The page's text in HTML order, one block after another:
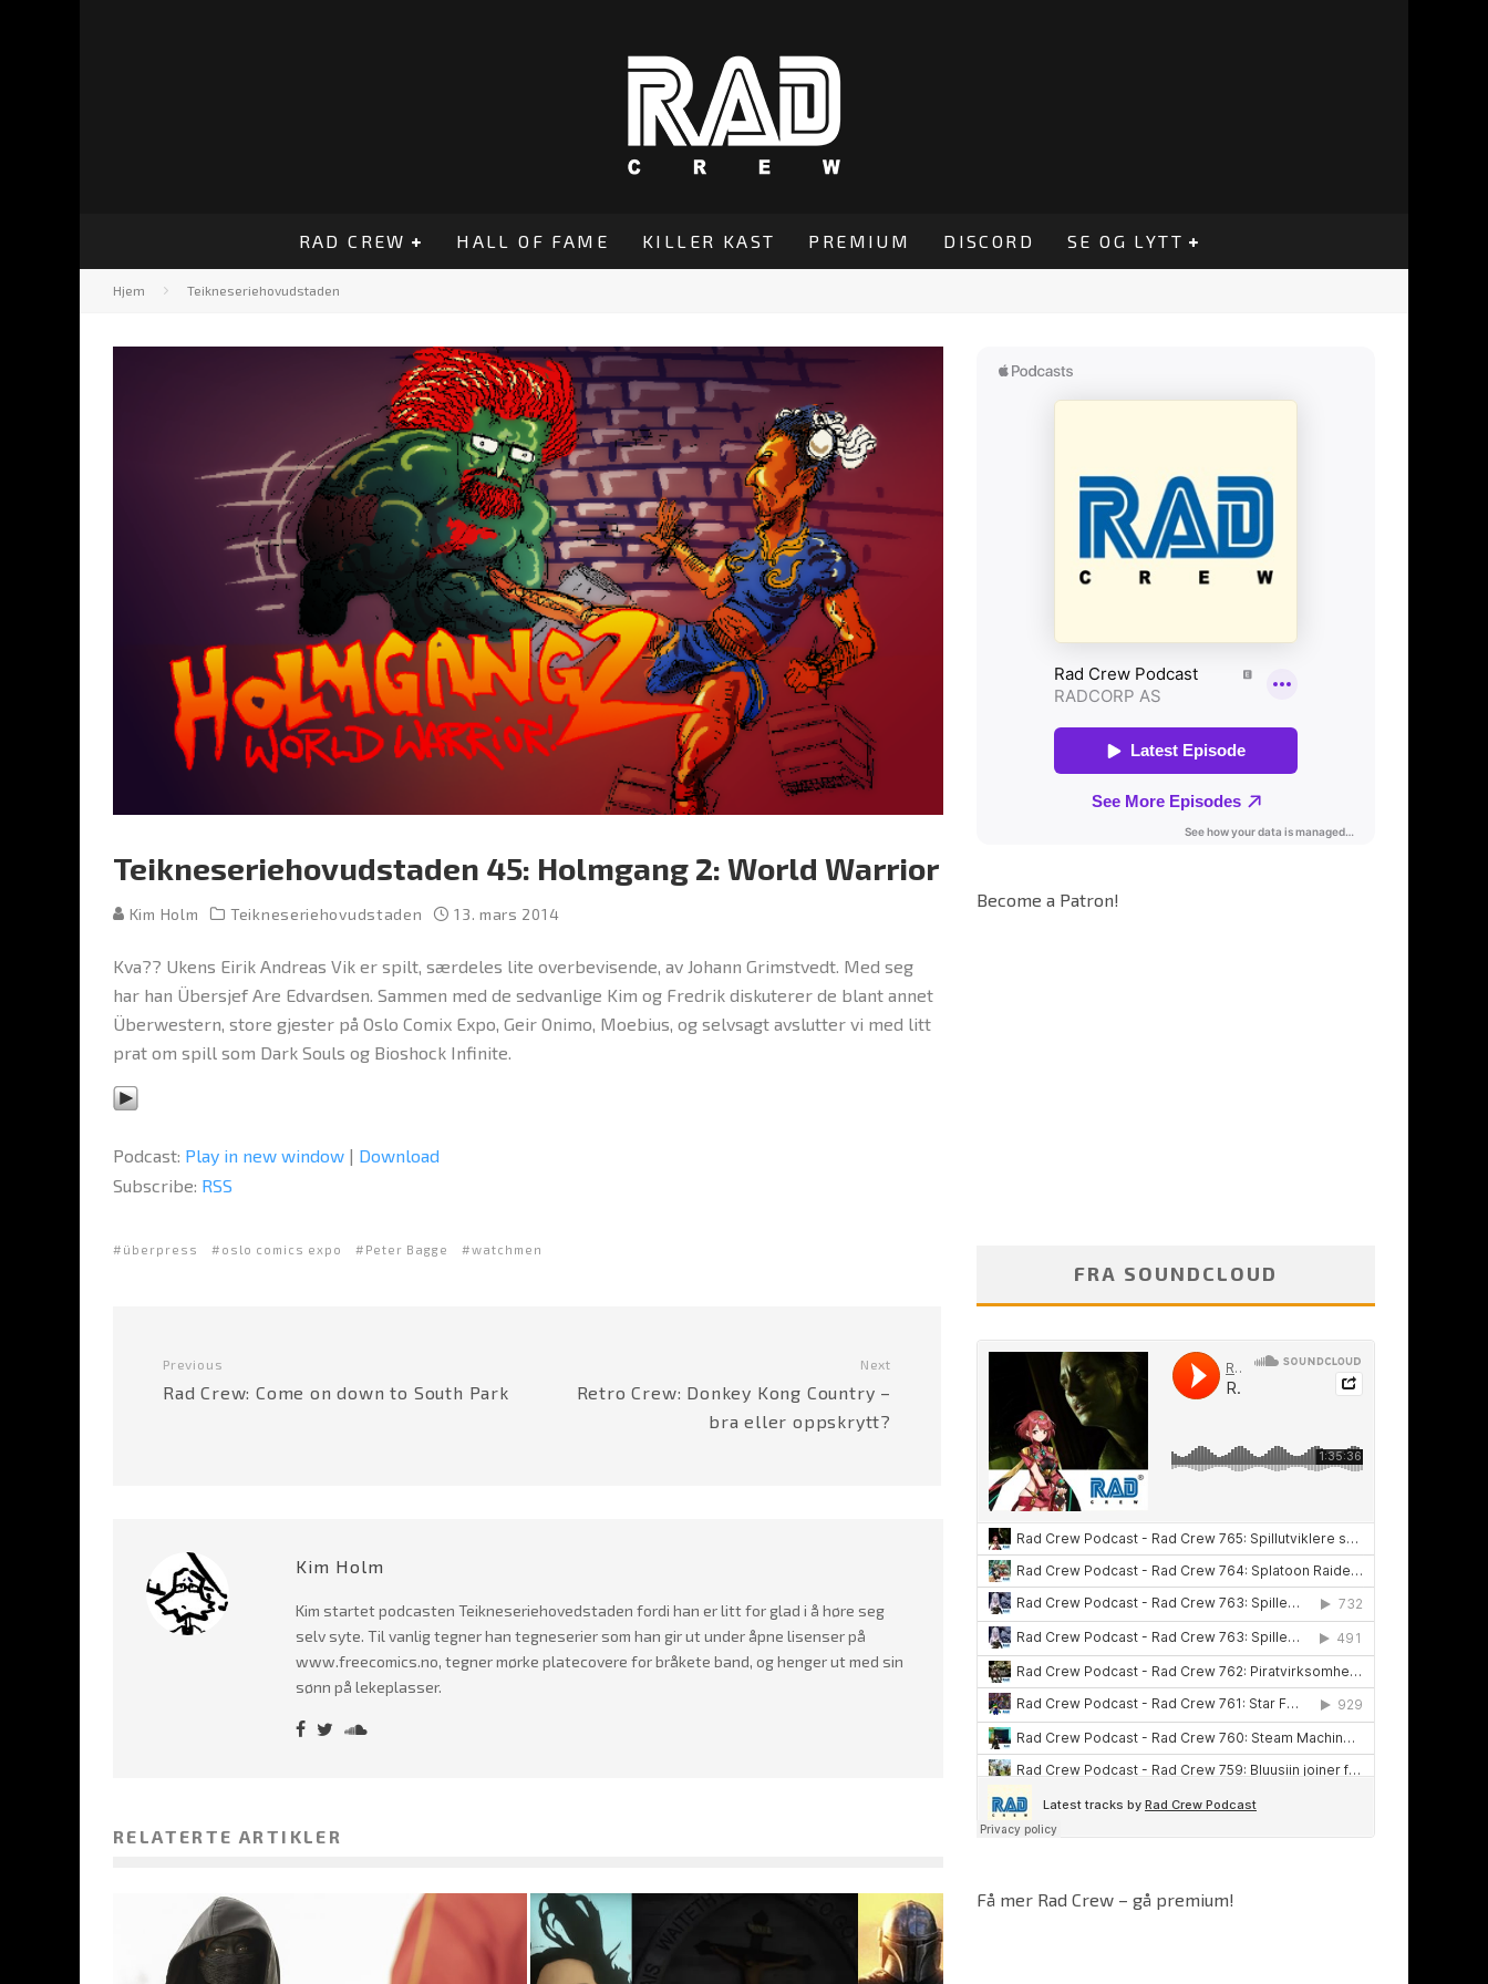
RAD CREW HALL OF FAME KILLER KAST PREMIUM DISCORD SE OG LYTT
Hjem Teikneseriehovudstaden
Teikneseriehovudstaden 45: Holmgang 2: World Warrior
Kim Holm Teikneseriehovudstaden 13. mars 2014
Kva?? Ukens Eirik Andreas Vik er spilt, særdeles lite overbevisende, av Johann Grimstvedt. Med seg
har han Übersjef Are Edvardsen. Sammen med de sedvanlige Kim og Fredrik diskuterer de blant annet
Überwestern, store gjester på Oslo Comix Expo, Geir Onimo, Moebius, og selvsagt avslutter vi med litt
prat om spill som Dark Souls og Bioshock Infinite.
Podcast: Play in new window | Download
Subscribe: RSS
überpress oslo comics expo Peter Bagge watchmen
Previous
Rad Crew: Come on down to South Park
Next
Retro Crew: Donkey Kong Country –
bra eller oppskrytt?
Kim Holm
Kim startet podcasten Teikneseriehovedstaden fordi han er litt for glad i å høre seg
selv syte. Til vanlig tegner han tegneserier som han gir ut under åpne lisenser på
www.freecomics.no, tegner mørke platecovere for bråkete band, og henger ut med sin
sønn på lekeplasser.
RELATERTE ARTIKLER
Become a Patron!
FRA SOUNDCLOUD
Få mer Rad Crew – gå premium!